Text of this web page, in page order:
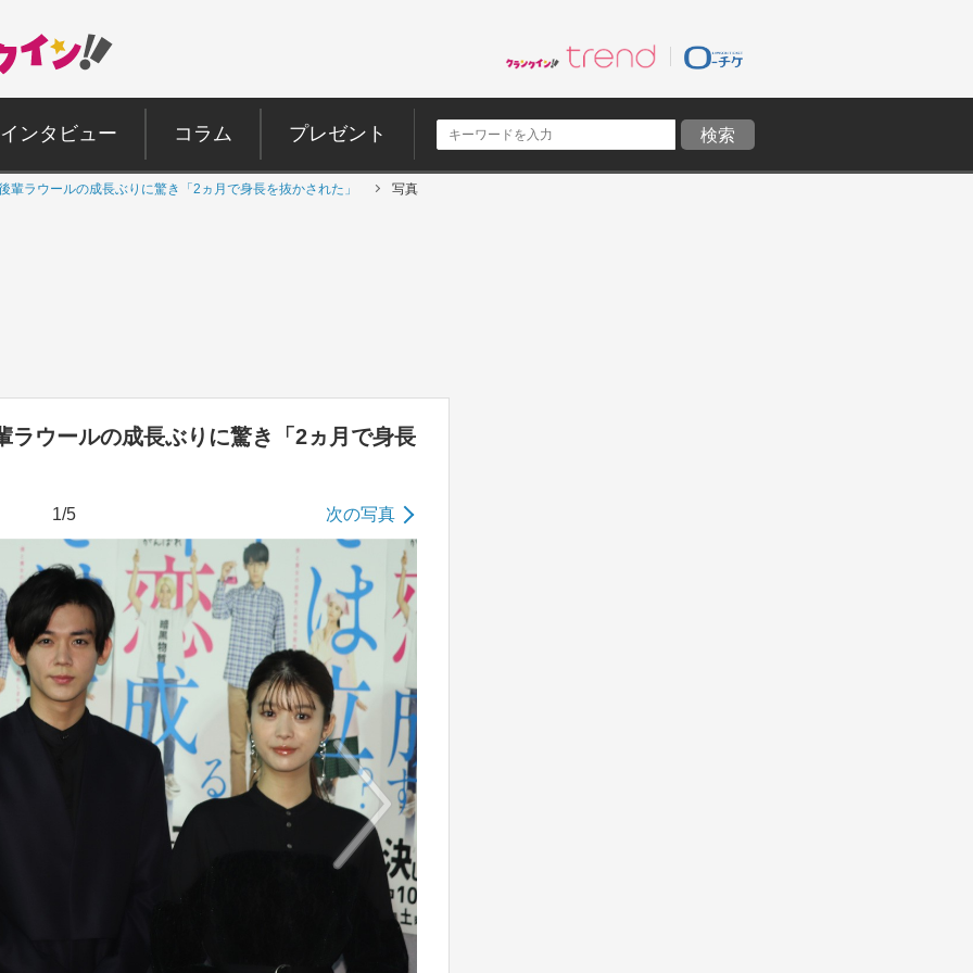
インタビュー コラム プレゼント
輩ラウールの成長ぶりに驚き「2ヵ月で身長を抜かされた」 写真
ラウールの成長ぶりに驚き「2ヵ月で身長
1/5 次の写真